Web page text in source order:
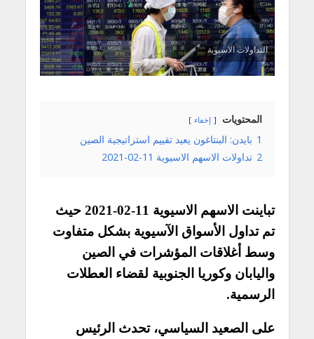
التداولات الاسيوية
المحتويات إخفاء
1 بايدن: البنتاغون يعيد تقييم استراتيجية الصين
2 تداولات الاسهم الاسيوية 11-02-2021
تباينت الاسهم الاسيوية 11-02-2021 حيث
تم تداول الأسواق الآسيوية بشكل متفاوت
وسط أغلاقات المؤشرات في الصين
واليابان وكوريا الجنوبية لقضاء العطلات
الرسمية.
على الصعيد السياسي، تحدث الرئيس